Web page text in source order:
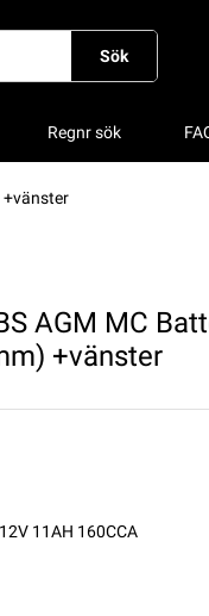
Sök
Regnr sök
+vänster
AGM MC
+vänster
11AH 160CCA